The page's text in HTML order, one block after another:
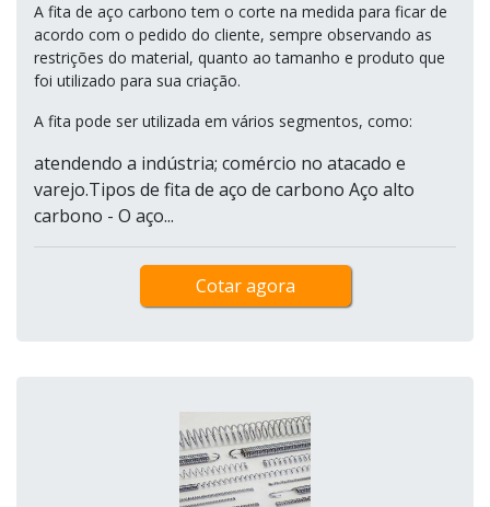
A fita de aço carbono tem o corte na medida para ficar de
acordo com o pedido do cliente, sempre observando as
restrições do material, quanto ao tamanho e produto que
foi utilizado para sua criação.
A fita pode ser utilizada em vários segmentos, como:
atendendo a indústria; comércio no atacado e
varejo.Tipos de fita de aço de carbono Aço alto
carbono - O aço...
Cotar agora